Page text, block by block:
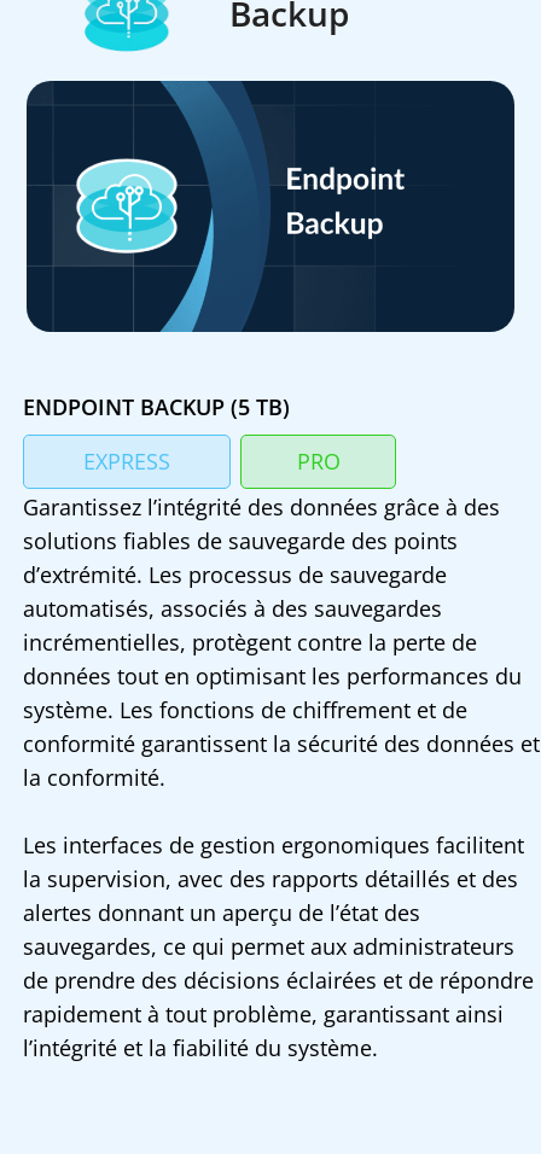
Backup
ENDPOINT BACKUP (5 TB)
EXPRESS
PRO
Garantissez l’intégrité des données grâce à des
solutions fiables de sauvegarde des points
d’extrémité. Les processus de sauvegarde
automatisés, associés à des sauvegardes
incrémentielles, protègent contre la perte de
données tout en optimisant les performances du
système. Les fonctions de chiffrement et de
conformité garantissent la sécurité des données et
la conformité.
Les interfaces de gestion ergonomiques facilitent
la supervision, avec des rapports détaillés et des
alertes donnant un aperçu de l’état des
sauvegardes, ce qui permet aux administrateurs
de prendre des décisions éclairées et de répondre
rapidement à tout problème, garantissant ainsi
l’intégrité et la fiabilité du système.